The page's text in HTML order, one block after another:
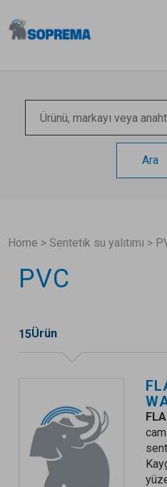
Ara
Home > Sentetik su yalıtımı >
PVC
15Ürün